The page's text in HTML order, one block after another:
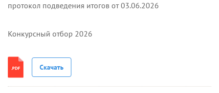
протокол подведения итогов от 03.06.2026
Конкурсный отбор 2026
Скачать